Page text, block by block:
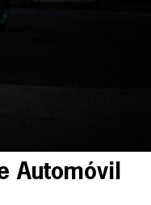
Automóvil